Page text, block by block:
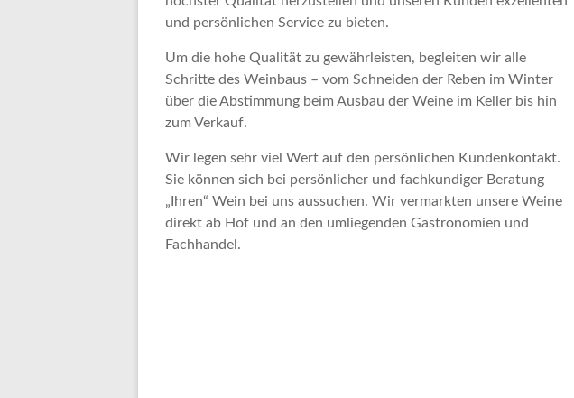
und persönlichen Service zu bieten.
Um die hohe Qualität zu gewährleisten, begleiten wir alle
Schritte des Weinbaus – vom Schneiden der Reben im Winter
über die Abstimmung beim Ausbau der Weine im Keller bis hin
zum Verkauf.
Wir legen sehr viel Wert auf den persönlichen Kundenkontakt.
Sie können sich bei persönlicher und fachkundiger Beratung
„Ihren“ Wein bei uns aussuchen. Wir vermarkten unsere Weine
direkt ab Hof und an den umliegenden Gastronomien und
Fachhandel.